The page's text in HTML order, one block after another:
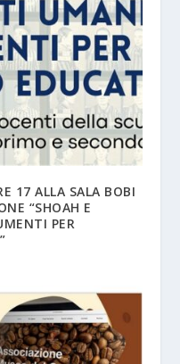
17 ALLA SALA BOBI
“SHOAH E
PER